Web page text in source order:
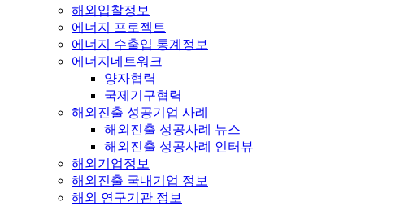
해외입찰정보
에너지 프로젝트
에너지 수출입 통계정보
에너지네트워크
양자협력
국제기구협력
해외진출 성공기업 사례
해외진출 성공사례 뉴스
해외진출 성공사례 인터뷰
해외기업정보
해외진출 국내기업 정보
해외 연구기관 정보